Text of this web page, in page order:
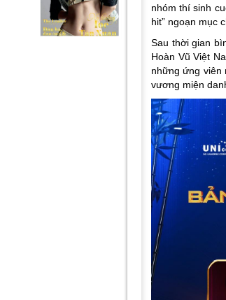
nhóm thí sinh
hit” ngoạn mục
Sau thời gian
Hoàn Vũ Việt
những ứng viên
vương miện